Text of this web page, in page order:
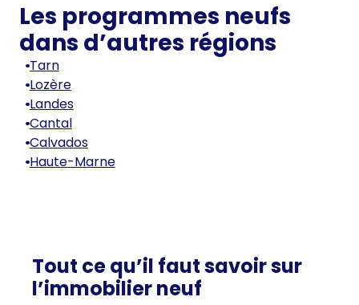
Les programmes neufs
dans d’autres régions
Tarn
Lozère
Landes
Cantal
Calvados
Haute-Marne
Tout ce qu’il faut savoir sur
l’immobilier neuf